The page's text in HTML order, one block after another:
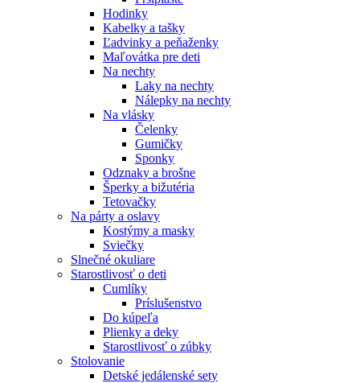
Hodinky
Kabelky a tašky
Ľadvinky a peňaženky
Maľovátka pre deti
Na nechty
Laky na nechty
Nálepky na nechty
Na vlásky
Čelenky
Gumičky
Sponky
Odznaky a brošne
Šperky a bižutéria
Tetovačky
Na párty a oslavy
Kostýmy a masky
Sviečky
Slnečné okuliare
Starostlivosť o deti
Cumlíky
Príslušenstvo
Do kúpeľa
Plienky a deky
Starostlivosť o zúbky
Stolovanie
Detské jedálenské sety